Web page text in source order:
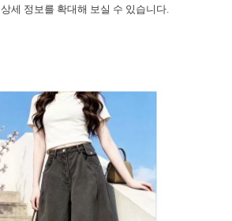
상세 정보를 확대해 보실 수 있습니다.